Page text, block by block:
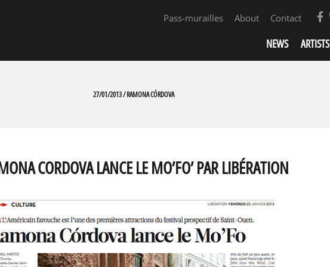
Pass-murailles About Contact
NEWS ARTISTS
27/01/2013 / RAMONA CÓRDOVA
CORDOVA LANCE LE MO’FO’ PAR LIBÉRATION